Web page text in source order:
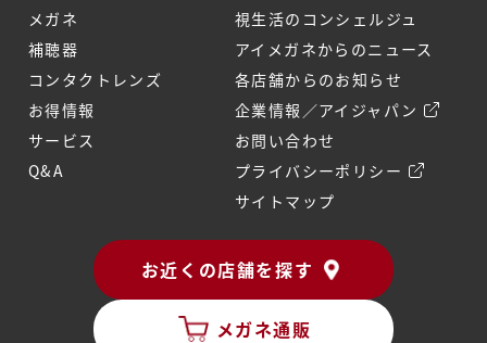
メガネ
補聴器
コンタクトレンズ
お得情報
サービス
Q&A
視生活のコンシェルジュ
アイメガネからのニュース
各店舗からのお知らせ
企業情報／アイジャパン
お問い合わせ
プライバシーポリシー
サイトマップ
お近くの店舗を探す
メガネ通販